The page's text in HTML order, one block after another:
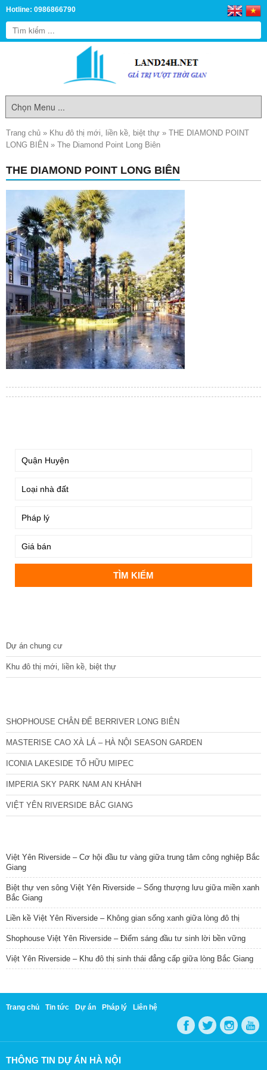
Hotline: 0986866790
Trang chủ » Khu đô thị mới, liền kề, biệt thự » THE DIAMOND POINT
LONG BIÊN » The Diamond Point Long Biên
THE DIAMOND POINT LONG BIÊN
Dự án chung cư
Khu đô thị mới, liền kề, biệt thự
SHOPHOUSE CHÂN ĐẾ BERRIVER LONG BIÊN
MASTERISE CAO XÀ LÁ – HÀ NỘI SEASON GARDEN
ICONIA LAKESIDE TỐ HỮU MIPEC
IMPERIA SKY PARK NAM AN KHÁNH
VIỆT YÊN RIVERSIDE BẮC GIANG
Việt Yên Riverside – Cơ hội đầu tư vàng giữa trung tâm công nghiệp Bắc
Giang
Biệt thự ven sông Việt Yên Riverside – Sống thượng lưu giữa miền xanh
Bắc Giang
Liền kề Việt Yên Riverside – Không gian sống xanh giữa lòng đô thị
Shophouse Việt Yên Riverside – Điểm sáng đầu tư sinh lời bền vững
Việt Yên Riverside – Khu đô thị sinh thái đẳng cấp giữa lòng Bắc Giang
Trang chủ Tin tức Dự án Pháp lý Liên hệ
THÔNG TIN DỰ ÁN HÀ NỘI